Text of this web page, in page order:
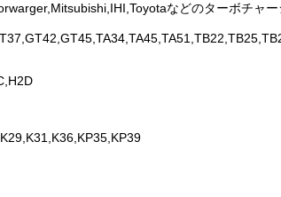
などのターボチャ